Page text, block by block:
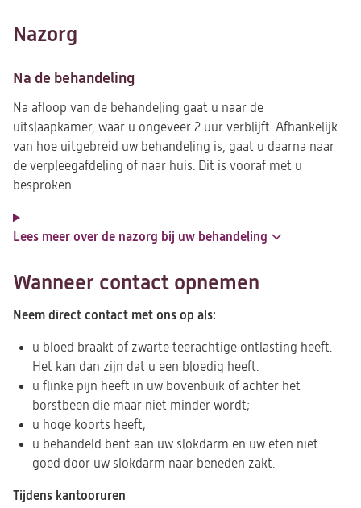
Nazorg
Na de behandeling
Na afloop van de behandeling gaat u naar de
uitslaapkamer, waar u ongeveer 2 uur verblijft. Afhankelijk
van hoe uitgebreid uw behandeling is, gaat u daarna naar
de verpleegafdeling of naar huis. Dit is vooraf met u
besproken.
Lees meer over de nazorg bij uw behandeling
Wanneer contact opnemen
Neem direct contact met ons op als:
u bloed braakt of zwarte teerachtige ontlasting heeft.
Het kan dan zijn dat u een bloedig heeft.
u flinke pijn heeft in uw bovenbuik of achter het
borstbeen die maar niet minder wordt;
u hoge koorts heeft;
u behandeld bent aan uw slokdarm en uw eten niet
goed door uw slokdarm naar beneden zakt.
Tijdens kantooruren